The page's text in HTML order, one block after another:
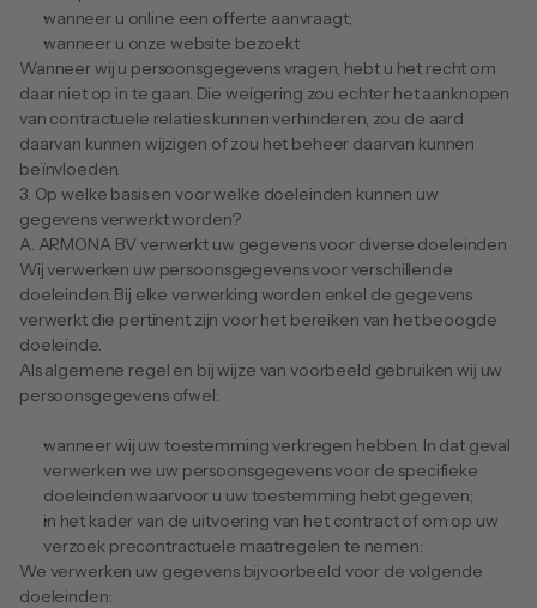
wanneer u online een offerte aanvraagt;
wanneer u onze website bezoekt
Wanneer wij u persoonsgegevens vragen, hebt u het recht om
daar niet op in te gaan. Die weigering zou echter het aanknopen
van contractuele relaties kunnen verhinderen, zou de aard
daarvan kunnen wijzigen of zou het beheer daarvan kunnen
beïnvloeden.
3. Op welke basis en voor welke doeleinden kunnen uw
gegevens verwerkt worden?
A. ARMONA BV verwerkt uw gegevens voor diverse doeleinden
Wij verwerken uw persoonsgegevens voor verschillende
doeleinden. Bij elke verwerking worden enkel de gegevens
verwerkt die pertinent zijn voor het bereiken van het beoogde
doeleinde.
Als algemene regel en bij wijze van voorbeeld gebruiken wij uw
persoonsgegevens ofwel:
wanneer wij uw toestemming verkregen hebben. In dat geval
verwerken we uw persoonsgegevens voor de specifieke
doeleinden waarvoor u uw toestemming hebt gegeven;
in het kader van de uitvoering van het contract of om op uw
verzoek precontractuele maatregelen te nemen:
We verwerken uw gegevens bijvoorbeeld voor de volgende
doeleinden: